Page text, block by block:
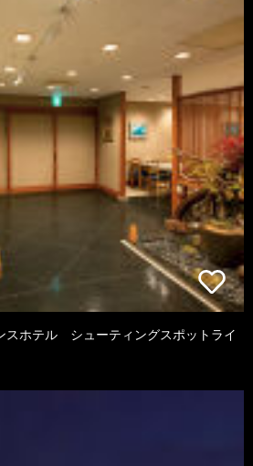
スホテル シューティングスポットライ